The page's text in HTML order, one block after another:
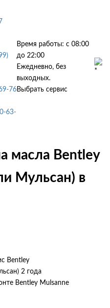
76
63-
Время работы: с 08:00
до 22:00
Ежедневно, без
выходных.
Выбрать сервис
масла Bentley
Мульсан) в
Bentley
2 года
Bentley Mulsanne